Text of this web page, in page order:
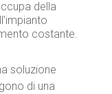
della
costante.
soluzione
di una